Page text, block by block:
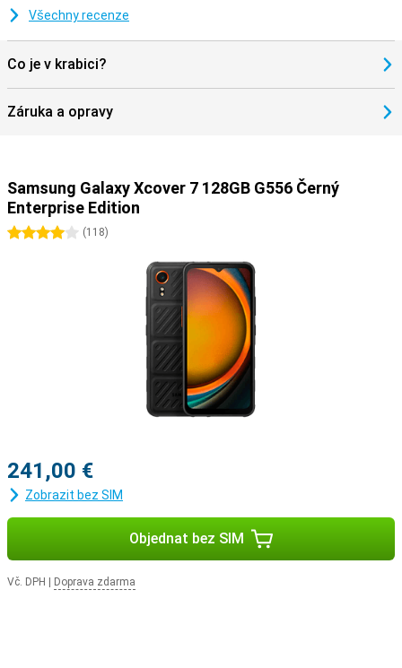
Všechny recenze
Co je v krabici?
Záruka a opravy
Samsung Galaxy Xcover 7 128GB G556 Černý
Enterprise Edition
4 hvězdičky
(118)
241,00 €
Zobrazit bez SIM
Objednat bez SIM
Vč. DPH Doprava zdarma